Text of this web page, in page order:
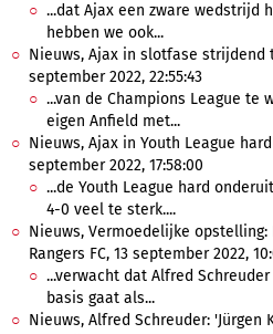
...dat Ajax een zware wedstrijd
hebben we ook...
Nieuws, Ajax in slotfase strijdend
september 2022, 22:55:43
...van de Champions League te
eigen Anfield met...
Nieuws, Ajax in Youth League
september 2022, 17:58:00
...de Youth League hard
4-0 veel te sterk....
Nieuws, Vermoedelijke
Rangers FC, 13 september 2022,
...verwacht dat Alfred
basis gaat als...
Nieuws, Alfred Schreuder: